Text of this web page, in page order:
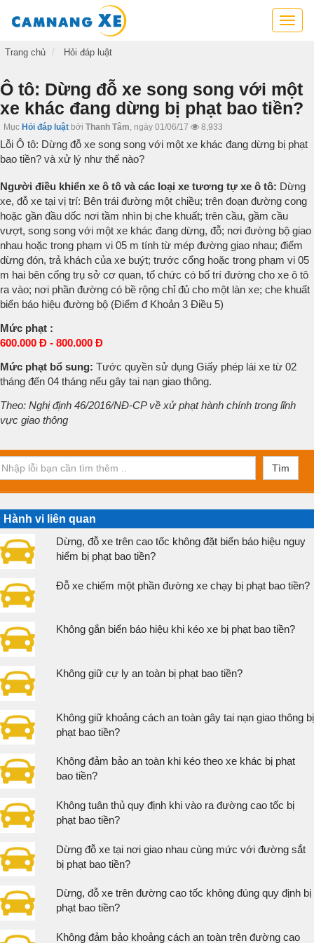
Cẩm
cứu
thông
tin
kỹ
xe
Trang chủ Hỏi đáp luật
Ô tô: Dừng đỗ xe song song với một
xe khác đang dừng bị phạt bao tiền?
Mục Hỏi đáp luật bởi Thanh Tâm, ngày 01/06/17 8,933
Lỗi Ô tô: Dừng đỗ xe song song với một xe khác đang dừng bị phạt
bao tiền? và xử lý như thế nào?
Người điều khiển xe ô tô và các loại xe tương tự xe ô tô: Dừng
xe, đỗ xe tại vị trí: Bên trái đường một chiều; trên đoạn đường cong
hoặc gần đầu dốc nơi tầm nhìn bị che khuất; trên cầu, gầm cầu
vượt, song song với một xe khác đang dừng, đỗ; nơi đường bộ giao
nhau hoặc trong phạm vi 05 m tính từ mép đường giao nhau; điểm
dừng đón, trả khách của xe buýt; trước cổng hoặc trong phạm vi 05
m hai bên cổng trụ sở cơ quan, tổ chức có bố trí đường cho xe ô tô
ra vào; nơi phần đường có bề rộng chỉ đủ cho một làn xe; che khuất
biển báo hiệu đường bộ (Điểm đ Khoản 3 Điều 5)
Mức phạt :
600.000 Đ - 800.000 Đ
Mức phạt bổ sung: Tước quyền sử dụng Giấy phép lái xe từ 02
tháng đến 04 tháng nếu gây tai nạn giao thông.
Theo: Nghị định 46/2016/NĐ-CP về xử phạt hành chính trong lĩnh
vực giao thông
Tìm
Hành vi liên quan
Dừng, đỗ xe trên cao tốc không đặt biển báo hiệu nguy
hiểm bị phạt bao tiền?
Đỗ xe chiếm một phần đường xe chạy bị phạt bao tiền?
Không gắn biển báo hiệu khi kéo xe bị phạt bao tiền?
Không giữ cự ly an toàn bị phạt bao tiền?
Không giữ khoảng cách an toàn gây tai nạn giao thông bị
phạt bao tiền?
Không đảm bảo an toàn khi kéo theo xe khác bị phạt
bao tiền?
Không tuân thủ quy định khi vào ra đường cao tốc bị
phạt bao tiền?
Dừng đỗ xe tại nơi giao nhau cùng mức với đường sắt
bị phạt bao tiền?
Dừng, đỗ xe trên đường cao tốc không đúng quy định bị
phạt bao tiền?
Không đảm bảo khoảng cách an toàn trên đường cao